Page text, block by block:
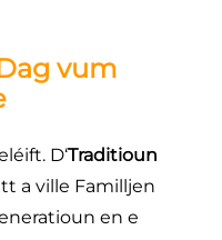
vum
D‘Traditioun
a ville Familljen
en e